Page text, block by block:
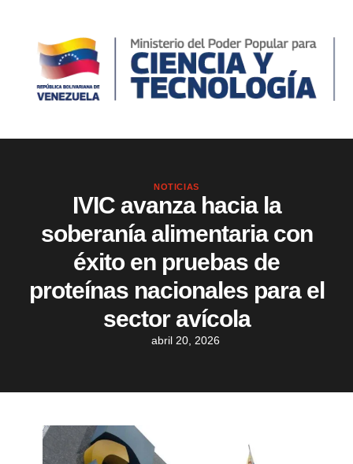
NOTICIAS
IVIC avanza hacia la
soberanía alimentaria con
éxito en pruebas de
proteínas nacionales para el
sector avícola
abril 20, 2026